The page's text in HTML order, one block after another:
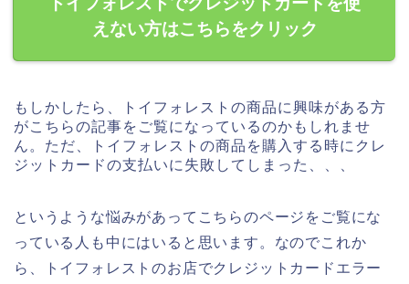
えない方はこちらをクリック
もしかしたら、トイフォレストの商品に興味がある方
がこちらの記事をご覧になっているのかもしれませ
ん。ただ、トイフォレストの商品を購入する時にクレ
ジットカードの支払いに失敗してしまった、、、
というような悩みがあってこちらのページをご覧にな
っている人も中にはいると思います。なのでこれか
ら、トイフォレストのお店でクレジットカードエラー